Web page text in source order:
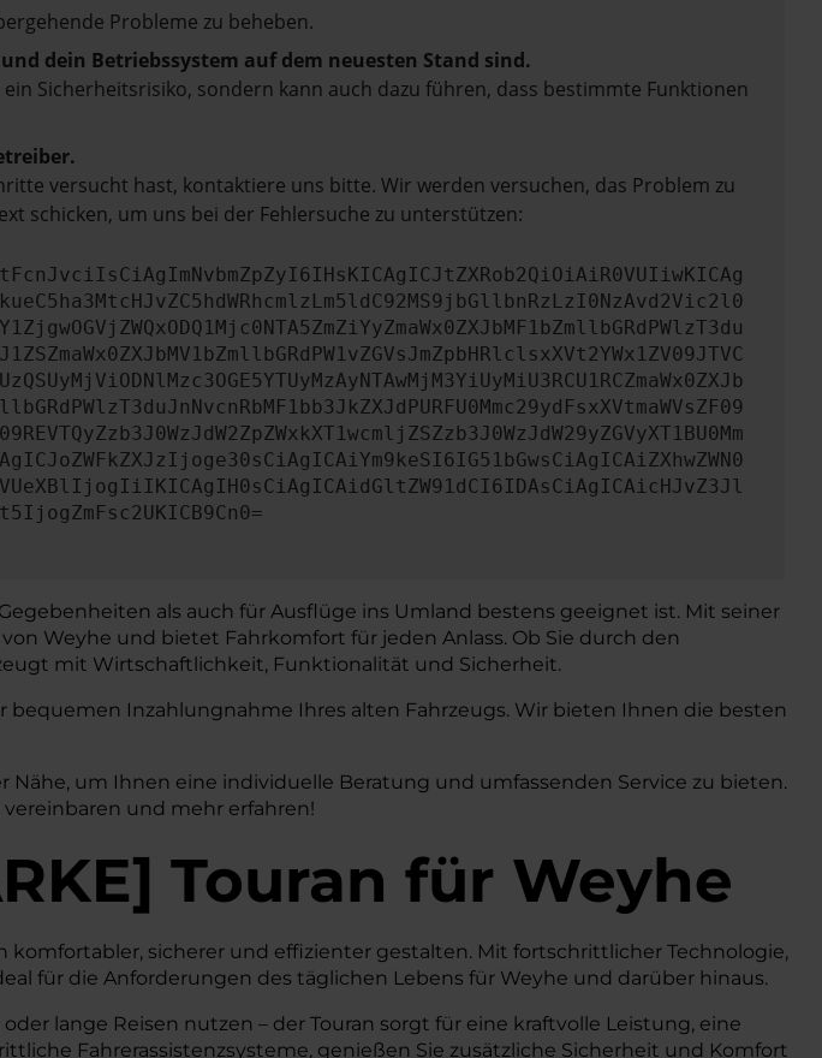
Probleme zu beheben.
dein Betriebssystem auf dem neuesten Stand sind.
Sicherheitsrisiko, sondern kann auch dazu führen, dass bestimmte Funktionen
versucht hast, kontaktiere uns bitte. Wir werden versuchen, das Problem zu
schicken, um uns bei der Fehlersuche zu unterstützen:
als auch für Ausflüge ins Umland bestens geeignet ist. Mit seiner
Weyhe und bietet Fahrkomfort für jeden Anlass. Ob Sie durch den
mit Wirtschaftlichkeit, Funktionalität und Sicherheit.
Inzahlungnahme Ihres alten Fahrzeugs. Wir bieten Ihnen die besten
um Ihnen eine individuelle Beratung und umfassenden Service zu bieten.
vereinbaren und mehr erfahren!
] Touran für Weyhe
komfortabler, sicherer und effizienter gestalten. Mit fortschrittlicher Technologie,
für die Anforderungen des täglichen Lebens für Weyhe und darüber hinaus.
lange Reisen nutzen – der Touran sorgt für eine kraftvolle Leistung, eine
Fahrerassistenzsysteme, genießen Sie zusätzliche Sicherheit und Komfort